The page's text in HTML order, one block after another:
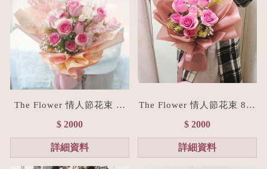
The Flower 情人節花束 粉
玫瑰花束(台北花店/花禮訂
$ 2000
詳細資料
The Flower 情人節花束 8朵
粉玫瑰花束(台北花店/花禮
訂製)
$ 2000
詳細資料